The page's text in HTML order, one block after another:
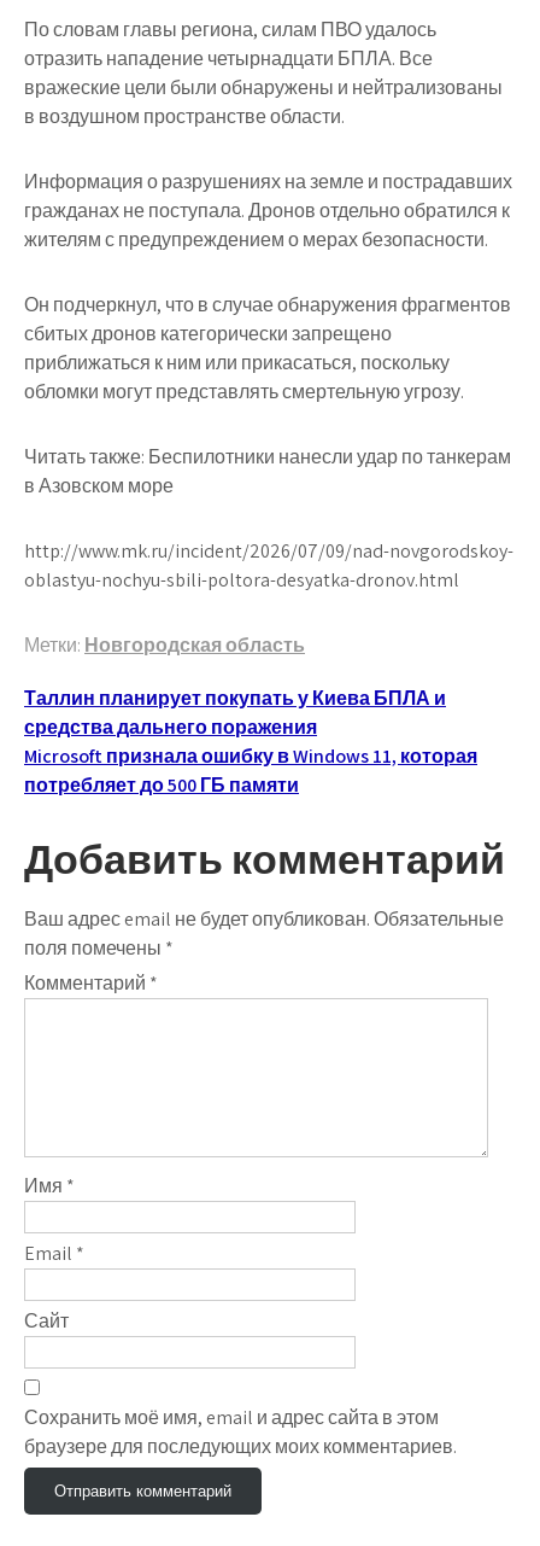
По словам главы региона, силам ПВО удалось
отразить нападение четырнадцати БПЛА. Все
вражеские цели были обнаружены и нейтрализованы
в воздушном пространстве области.
Информация о разрушениях на земле и пострадавших
гражданах не поступала. Дронов отдельно обратился к
жителям с предупреждением о мерах безопасности.
Он подчеркнул, что в случае обнаружения фрагментов
сбитых дронов категорически запрещено
приближаться к ним или прикасаться, поскольку
обломки могут представлять смертельную угрозу.
Читать также: Беспилотники нанесли удар по танкерам
в Азовском море
http://www.mk.ru/incident/2026/07/09/nad-novgorodskoy-
oblastyu-nochyu-sbili-poltora-desyatka-dronov.html
Метки: Новгородская область
Навигация
по
записям
Таллин планирует покупать у Киева БПЛА и
средства дальнего поражения
Microsoft признала ошибку в Windows 11, которая
потребляет до 500 ГБ памяти
Добавить комментарий
Ваш адрес email не будет опубликован.Обязательные
поля помечены *
Комментарий *
Имя *
Email *
Сайт
Сохранить моё имя, email и адрес сайта в этом
браузере для последующих моих комментариев.